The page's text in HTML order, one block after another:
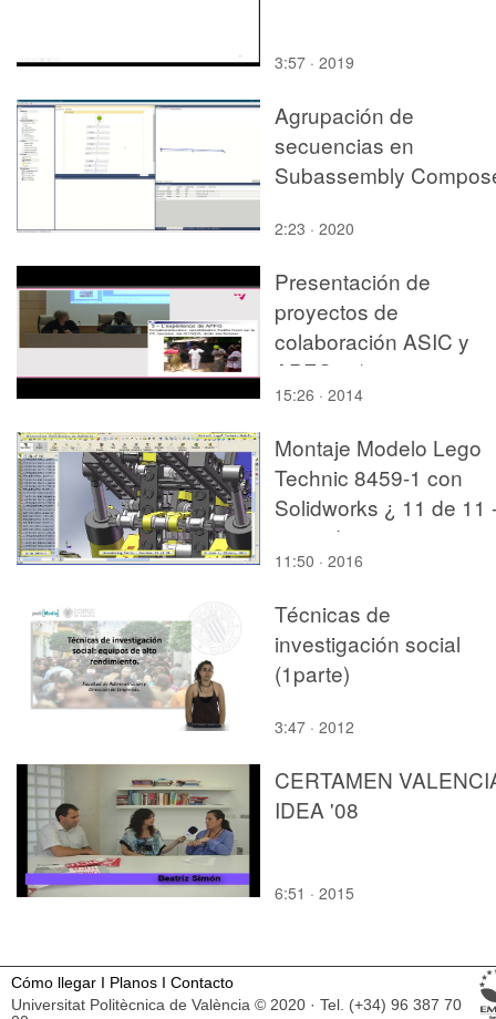
3:57 · 2019
Agrupación de
secuencias en
Subassembly
2:23 · 2020
Presentación de
proyectos de
colaboración ASIC y
APFG. 4/6
15:26 · 2014
Montaje Modelo Lego
Technic 8459-1 con
Solidworks ¿ 11 de 11
no audio
11:50 · 2016
Técnicas de
investigación social
(1parte)
3:47 · 2012
CERTAMEN
IDEA '08
6:51 · 2015
Cómo llegar I Planos I Contacto
Universitat Politècnica de València © 2020 · Tel. (+34) 96 387 70